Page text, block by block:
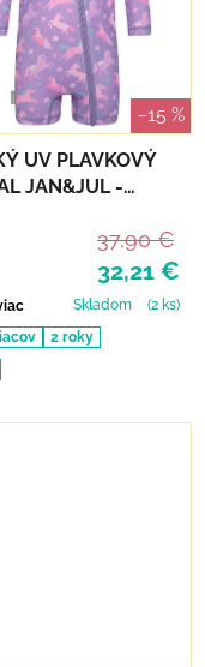
–15 %
UV PLAVKOVÝ
JAN&JUL -
32,21 €
37,90 €
Skladom
(2 ks)
2 roky